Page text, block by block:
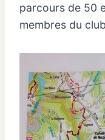
parcours de 50
membres du club